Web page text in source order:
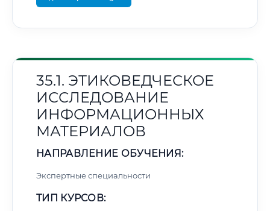
35.1. ЭТИКОВЕДЧЕСКОЕ
ИССЛЕДОВАНИЕ
ИНФОРМАЦИОННЫХ
МАТЕРИАЛОВ
НАПРАВЛЕНИЕ ОБУЧЕНИЯ:
Экспертные специальности
ТИП КУРСОВ: